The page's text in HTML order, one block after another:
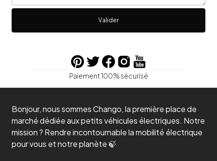
Valider
Paiement 100% sécurisé
Bonjour, nous sommes Chango, la première place de
marché dédiée aux petits véhicules électriques. Notre
mission ? Rendre incontournable la mobilité électrique
pour vous et notre planète 🍃